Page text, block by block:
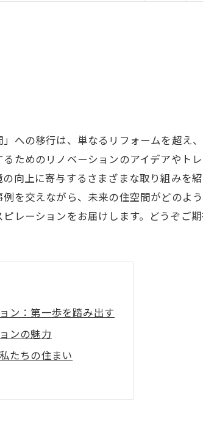
への移行は、単なるリフォームを超え
ためのリノベーションのアイデアやト
向上に寄与するさまざまな取り組みを
を交えながら、未来の住空間がどのよう
レーションをお届けします。どうぞご期
ン：第一歩を踏み出す
ンの魅力
たちの住まい
ベーションの実践
空間のポイント